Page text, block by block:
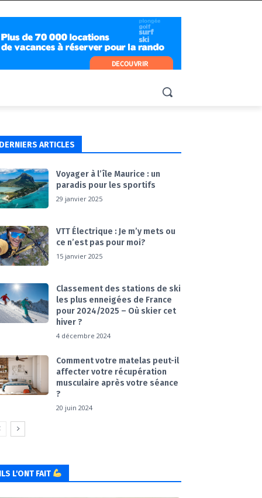
DERNIERS ARTICLES
Voyager à l’île Maurice : un
paradis pour les sportifs
29 janvier 2025
VTT Électrique : Je m’y mets ou
ce n’est pas pour moi?
15 janvier 2025
Classement des stations de ski
les plus enneigées de France
pour 2024/2025 – Où skier cet
hiver ?
4 décembre 2024
Comment votre matelas peut-il
affecter votre récupération
musculaire après votre séance
?
20 juin 2024
ILS L'ONT FAIT